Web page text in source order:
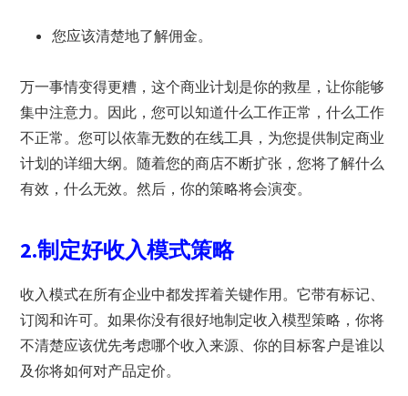
您应该清楚地了解佣金。
万一事情变得更糟，这个商业计划是你的救星，让你能够
集中注意力。因此，您可以知道什么工作正常，什么工作
不正常。您可以依靠无数的在线工具，为您提供制定商业
计划的详细大纲。随着您的商店不断扩张，您将了解什么
有效，什么无效。然后，你的策略将会演变。
2.制定好收入模式策略
收入模式在所有企业中都发挥着关键作用。它带有标记、
订阅和许可。如果你没有很好地制定收入模型策略，你将
不清楚应该优先考虑哪个收入来源、你的目标客户是谁以
及你将如何对产品定价。